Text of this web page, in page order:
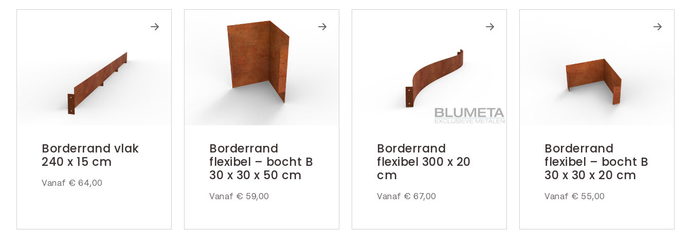
Borderrand vlak
240 x 15 cm
Vanaf € 64,00
Borderrand
flexibel – bocht B
30 x 30 x 50 cm
Vanaf € 59,00
Borderrand
flexibel 300 x 20
cm
Vanaf € 67,00
Borderrand
flexibel – bocht B
30 x 30 x 20 cm
Vanaf € 55,00